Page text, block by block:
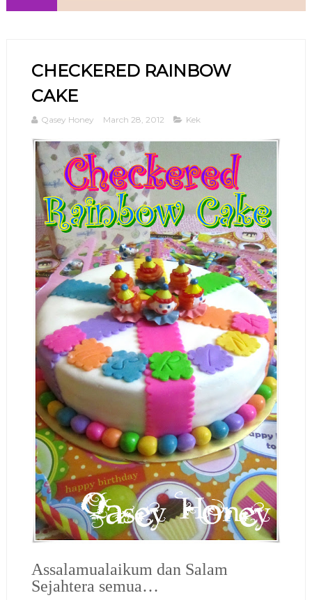
CHECKERED RAINBOW
CAKE
Qasey Honey March 28, 2012 Kek
Assalamualaikum dan Salam
Sejahtera semua…